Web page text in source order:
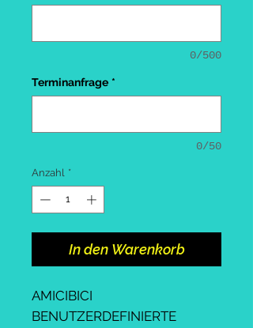
0/500
Terminanfrage *
0/50
Anzahl *
In den Warenkorb
AMICIBICI
BENUTZERDEFINIERTE